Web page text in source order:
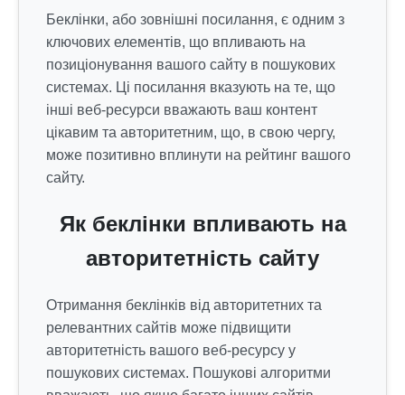
Беклінки, або зовнішні посилання, є одним з
ключових елементів, що впливають на
позиціонування вашого сайту в пошукових
системах. Ці посилання вказують на те, що
інші веб-ресурси вважають ваш контент
цікавим та авторитетним, що, в свою чергу,
може позитивно вплинути на рейтинг вашого
сайту.
Як беклінки впливають на
авторитетність сайту
Отримання беклінків від авторитетних та
релевантних сайтів може підвищити
авторитетність вашого веб-ресурсу у
пошукових системах. Пошукові алгоритми